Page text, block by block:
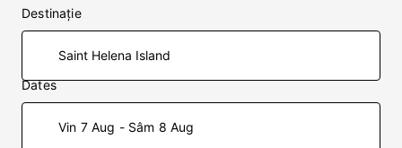
Destinaţie
Dates
Vin 7 Aug - Sâm 8 Aug